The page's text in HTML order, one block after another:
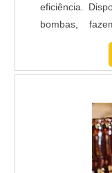
eficiência.
bombas,
sempre
válvulas
líquido para o